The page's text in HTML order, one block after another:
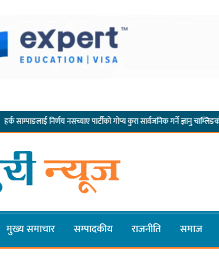
निर्णय नसच्याए पार्टीको गोप्य कुरा सार्वजनिक गर्ने ज्ञानु चाम्लिङको चेतावनी ·
मुख्य समाचार सम्पादकीय राजनीति समाज